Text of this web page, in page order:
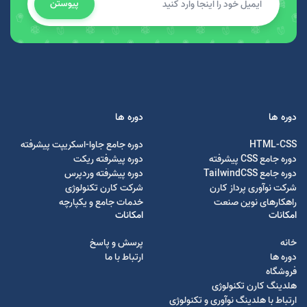
پیوستن
دوره ها
HTML-CSS
دوره جامع CSS پیشرفته
دوره جامع TailwindCSS
شرکت نوآوری پرداز کارن
راهکارهای نوین صنعت
دوره ها
دوره جامع جاوا-اسکریپت پیشرفته
دوره پیشرفته ریکت
دوره پیشرفته وردپرس
شرکت کارن تکنولوژی
خدمات جامع و یکپارچه
امکانات
خانه
دوره ها
فروشگاه
هلدینگ کارن تکنولوژی
ارتباط با هلدینگ نوآوری و تکنولوژی
امکانات
پرسش و پاسخ
ارتباط با ما